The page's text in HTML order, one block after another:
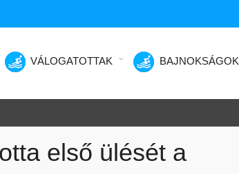
VÁLOGATOTTAK BAJNOKSÁGOK
első ülését a